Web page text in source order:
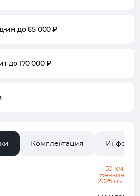
ин до 85 000 ₽
до 170 000 ₽
Комплектация
50 км.
Бензин
2025 год